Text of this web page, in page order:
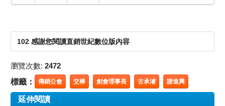
102 感謝您閱讀直銷世紀數位版內容
瀏覽次數: 2472
標籤： 傳銷公會 交棒 創會理事長 古承濬 謝進興
延伸閱讀